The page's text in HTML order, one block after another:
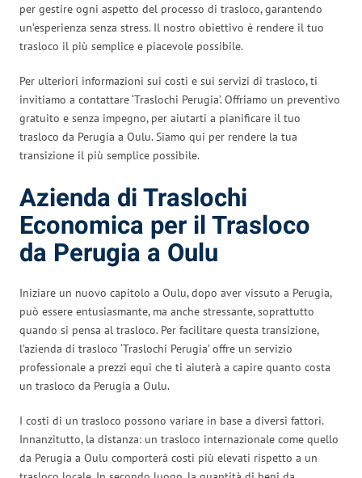
per gestire ogni aspetto del processo di trasloco, garantendo
un’esperienza senza stress. Il nostro obiettivo è rendere il tuo
trasloco il più semplice e piacevole possibile.
Per ulteriori informazioni sui costi e sui servizi di trasloco, ti
invitiamo a contattare ‘Traslochi Perugia’. Offriamo un preventivo
gratuito e senza impegno, per aiutarti a pianificare il tuo
trasloco da Perugia a Oulu. Siamo qui per rendere la tua
transizione il più semplice possibile.
Azienda di Traslochi
Economica per il Trasloco
da Perugia a Oulu
Iniziare un nuovo capitolo a Oulu, dopo aver vissuto a Perugia,
può essere entusiasmante, ma anche stressante, soprattutto
quando si pensa al trasloco. Per facilitare questa transizione,
l’azienda di trasloco ‘Traslochi Perugia’ offre un servizio
professionale a prezzi equi che ti aiuterà a capire quanto costa
un trasloco da Perugia a Oulu.
I costi di un trasloco possono variare in base a diversi fattori.
Innanzitutto, la distanza: un trasloco internazionale come quello
da Perugia a Oulu comporterà costi più elevati rispetto a un